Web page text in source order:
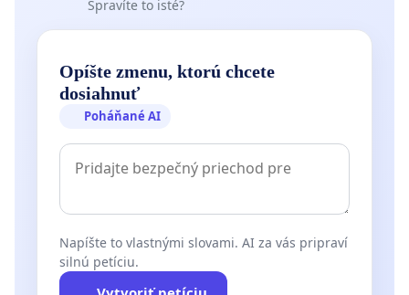
Spravíte to isté?
Opíšte zmenu, ktorú chcete
dosiahnuť
Poháňané AI
Napíšte to vlastnými slovami. AI za vás pripraví
silnú petíciu.